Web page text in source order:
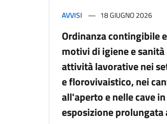
AVVISI 18 GIUGNO 2026
Ordinanza contingibile
motivi di igiene e
attività lavorative nei
e florovivaistico, nei
all'aperto e nelle cave
esposizione prolungata